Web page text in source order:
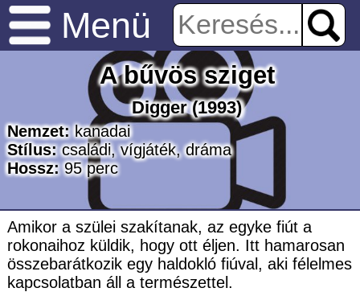
Menü
A bűvös sziget
Digger(1993)
Nemzet: kanadai
Stílus: családi,vígjáték,dráma
Hossz: 95perc
Amikor a szülei szakítanak, az egyke fiút a
rokonaihoz küldik, hogy ott éljen. Itt hamarosan
összebarátkozik egy haldokló fiúval, aki félelmes
kapcsolatban áll a természettel.